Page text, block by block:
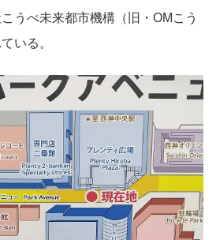
うべ未来都市機構（旧・OMこう
いる。